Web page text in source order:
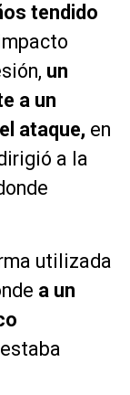
tendido
un
a un
ataque, en
a la
utilizada
a un